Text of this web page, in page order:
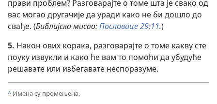
прави проблем? Разговарајте о томе шта је свако од
вас могао другачије да уради како не би дошло до
свађе. (Библијска мисао:Пословице 29:11.)
5. Након ових корака, разговарајте о томе какву сте
поуку извукли и како ће вам то помоћи да убудуће
решавате или избегавате неспоразуме.
^ Имена су промењена.